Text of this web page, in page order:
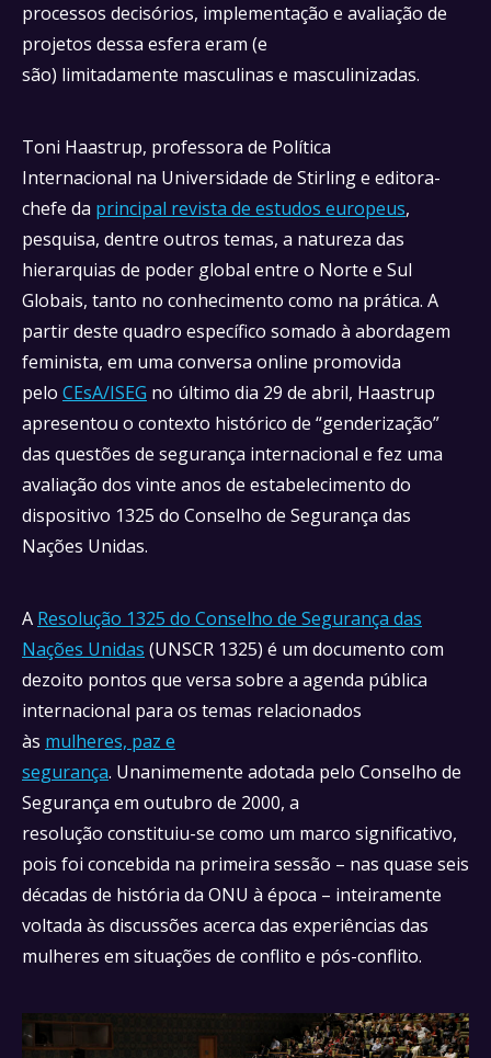
processos decisórios, implementação e avaliação de
projetos dessa esfera eram (e
são) limitadamente masculinas e masculinizadas.
Toni Haastrup, professora de Política
Internacional na Universidade de Stirling e editora-
chefe da principal revista de estudos europeus,
pesquisa, dentre outros temas, a natureza das
hierarquias de poder global entre o Norte e Sul
Globais, tanto no conhecimento como na prática. A
partir deste quadro específico somado à abordagem
feminista, em uma conversa online promovida
pelo CEsA/ISEG no último dia 29 de abril, Haastrup
apresentou o contexto histórico de “genderização”
das questões de segurança internacional e fez uma
avaliação dos vinte anos de estabelecimento do
dispositivo 1325 do Conselho de Segurança das
Nações Unidas.
A Resolução 1325 do Conselho de Segurança das
Nações Unidas (UNSCR 1325) é um documento com
dezoito pontos que versa sobre a agenda pública
internacional para os temas relacionados
às mulheres, paz e
segurança. Unanimemente adotada pelo Conselho de
Segurança em outubro de 2000, a
resolução constituiu-se como um marco significativo,
pois foi concebida na primeira sessão – nas quase seis
décadas de história da ONU à época – inteiramente
voltada às discussões acerca das experiências das
mulheres em situações de conflito e pós-conflito.